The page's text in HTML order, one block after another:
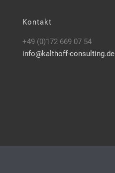
Kontakt
+49 (0)172 669 07 54
info@kalthoff-consulting.de